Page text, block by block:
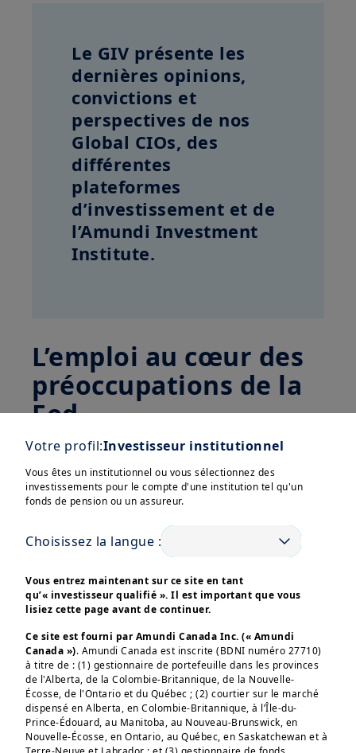
Le GIV présente les
dernières opinions,
convictions et
perspectives de nos
Global CIOs, des
différentes
plateformes
d’investissement et de
l’Amundi Investment
Institute.
L’emploi au cœur des
préoccupations de la
Fed
Les rendements obligataires américains
ont baissé ces deux derniers mois et l’or
a atteint des niveaux records. Les
également atteint de nouveaux
sommets grâce aux anticipations de
poursuite de lavigueur de l’économie
américaine, du cycle
résilience des bénéficeset de la
dynamique alimentée par l’IA. Nous
voyons ici une contradiction inhérente,
mais sommes d’accord en ce qui
concerne l‘assouplissement monétaire.
Afficher plus
Votre profil:Investisseur institutionnel
Vous êtes un institutionnel ou vous sélectionnez des
investissements pour le compte d'une institution tel qu'un
fonds de pension ou un assureur.
Choisissez la langue :
Vous entrez maintenant sur ce site en tant
qu’« investisseur qualifié ». Il est important que vous
lisiez cette page avant de continuer.
Ce site est fourni par Amundi Canada Inc. (« Amundi
Canada »). Amundi Canada est inscrite (BDNI numéro 27710)
à titre de : (1) gestionnaire de portefeuille dans les provinces
de l'Alberta, de la Colombie-Britannique, de la Nouvelle-
Écosse, de l'Ontario et du Québec ; (2) courtier sur le marché
dispensé en Alberta, en Colombie-Britannique, à l’Île-du-
Prince-Édouard, au Manitoba, au Nouveau-Brunswick, en
Nouvelle-Écosse, en Ontario, au Québec, en Saskatchewan et à
Ces informations sont destinées exclusivement aux
investisseurs “Professionnels” au sens de la Directive
et suivants du Règlement Général de l’AMF. Elles ne
s’adressent pas au grand public ou aux particuliers non-
professionnels au sens de toute règlementation locale, ni
aux “US Persons”, telle que cette expression est définie
par la «Regulation S» de la Securities and Exchange
Commission en vertu du U.S. Securities Act de 1933.
Les informations non-contractuelles ne constituent en
aucun cas une offre d’achat, une sollicitation de vente ou